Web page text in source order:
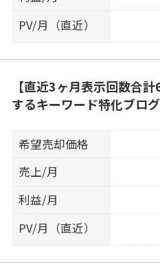
PV/月（直近）
【直近3ヶ月表示回数合
するキーワード特化ブログ
希望売却価格
売上/月
利益/月
PV/月（直近）